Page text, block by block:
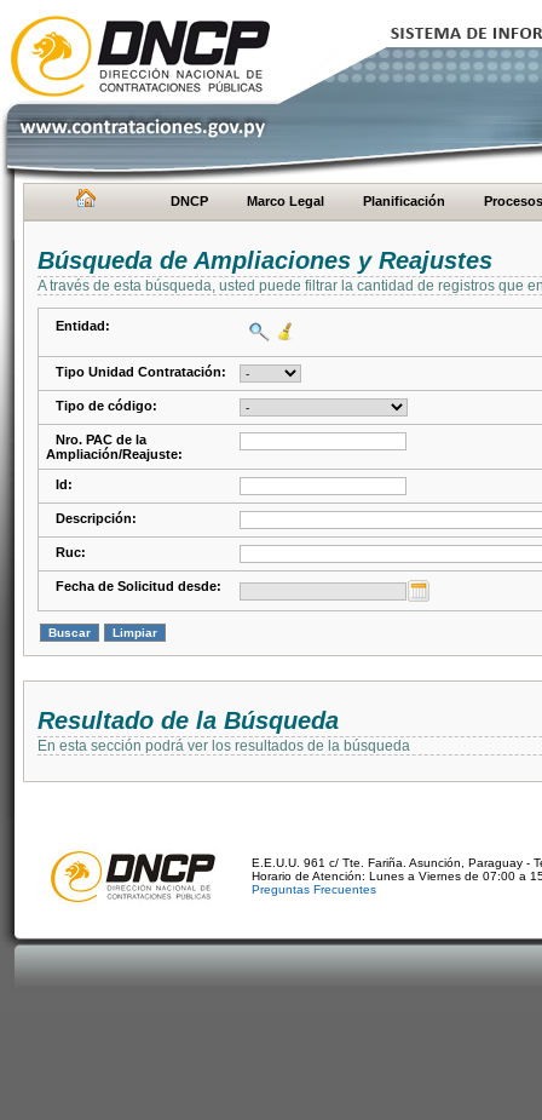
DNCP Marco Legal Planificación Procesos
Búsqueda de Ampliaciones y Reajustes
A través de esta búsqueda, usted puede filtrar la cantidad de registros que
Entidad:
Tipo Unidad Contratación:
Tipo de código:
Nro. PAC de la
Ampliación/Reajuste:
Id:
Descripción:
Ruc:
Fecha de Solicitud desde:
Resultado de la Búsqueda
En esta sección podrá ver los resultados de la búsqueda
E.E.U.U. 961 c/ Tte. Fariña. Asunción, Paraguay -
Horario de Atención: Lunes a Viernes de 07:00 a
Preguntas Frecuentes